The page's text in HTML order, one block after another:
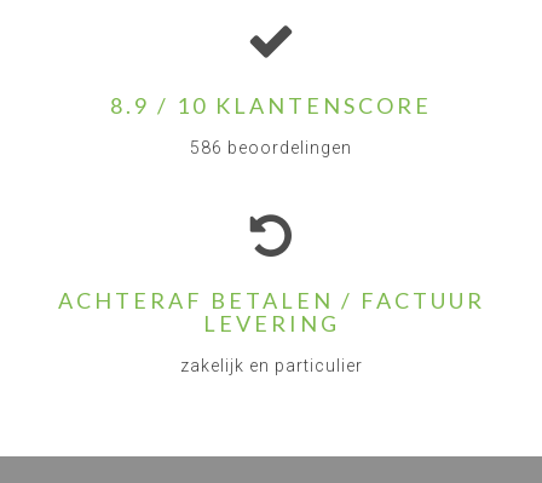
8.9 / 10 KLANTENSCORE
586 beoordelingen
ACHTERAF BETALEN / FACTUUR
LEVERING
zakelijk en particulier